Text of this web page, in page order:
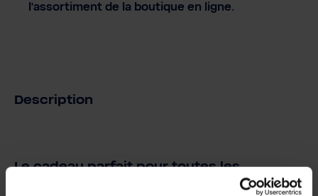
l'assortiment de la boutique en ligne.
Description
Le cadeau parfait pour toutes les